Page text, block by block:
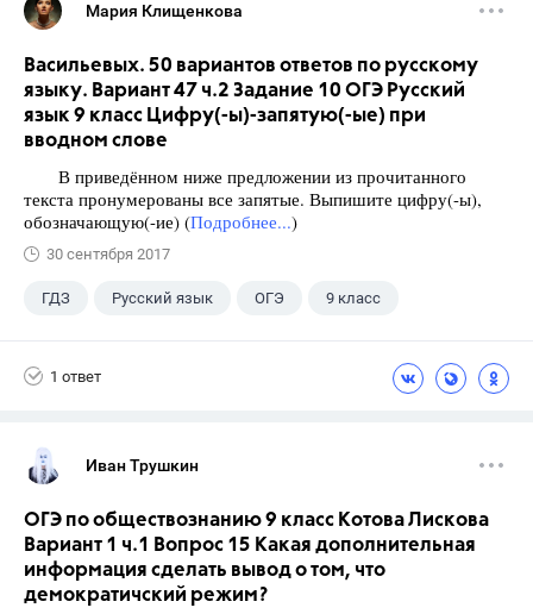
Мария Клищенкова
Васильевых. 50 вариантов ответов по русскому
языку. Вариант 47 ч.2 Задание 10 ОГЭ Русский
язык 9 класс Цифру(-ы)-запятую(-ые) при
вводном слове
В приведённом ниже предложении из прочитанного
текста пронумерованы все запятые. Выпишите цифру(-ы),
обозначающую(-ие) (Подробнее...)
30 сентября 2017
ГДЗ Русский язык ОГЭ 9 класс
1 ответ
Иван Трушкин
ОГЭ по обществознанию 9 класс Котова Лискова
Вариант 1 ч.1 Вопрос 15 Какая дополнительная
информация сделать вывод о том, что
демократичский режим?